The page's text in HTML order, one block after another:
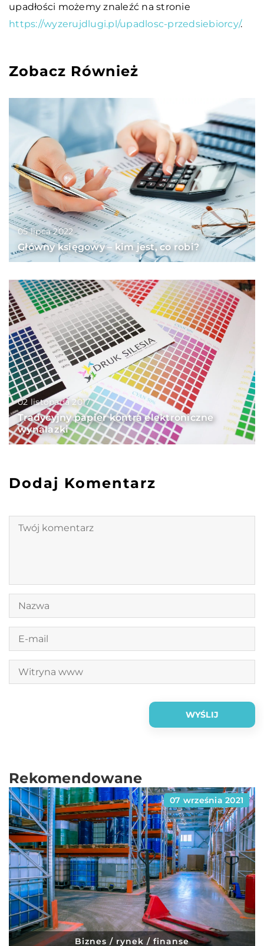
upadłości możemy znaleźć na stronie
https://wyzerujdlugi.pl/upadlosc-przedsiebiorcy/.
Zobacz Również
05 lipca 2022
Główny księgowy – kim jest, co robi?
02 listopada 2017
Tradycyjny papier kontra elektroniczne
wynalazki
Dodaj Komentarz
Rekomendowane
07 września 2021
Biznes / rynek / finanse